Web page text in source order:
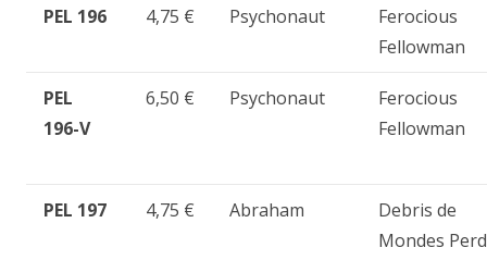
PEL 196 4,75 € Psychonaut
Ferocious
Fellowman
PEL
196-V
6,50 € Psychonaut
Ferocious
Fellowman
PEL 197 4,75 € Abraham
Debris de
Mondes